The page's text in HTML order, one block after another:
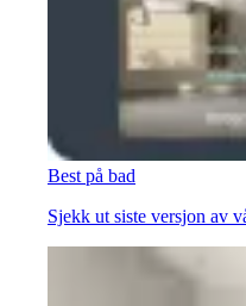
Best på bad
Sjekk ut siste versjon av